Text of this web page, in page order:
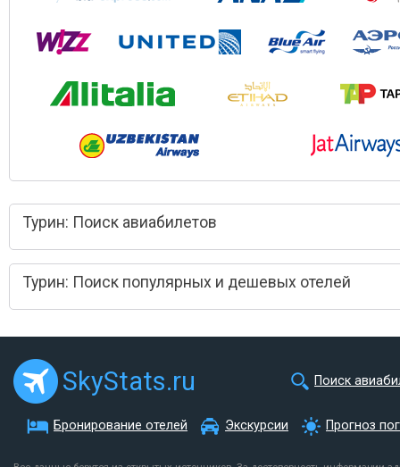
Турин: Поиск авиабилетов
Турин: Поиск популярных и дешевых отелей
SkyStats.ru Поиск
Бронирование отелей Экскурсии Прогноз